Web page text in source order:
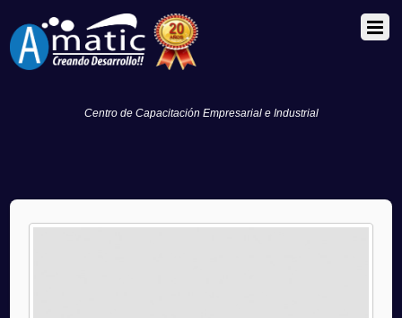
Centro de Capacitación Empresarial e Industrial